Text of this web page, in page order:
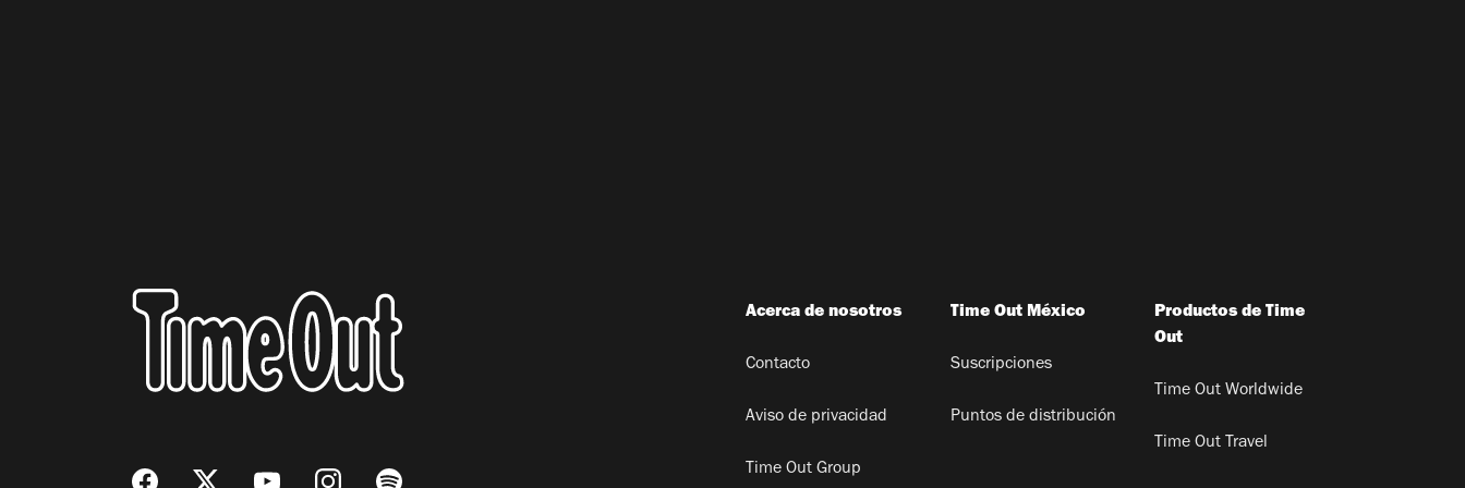
Acerca de nosotros
Contacto
Aviso de privacidad
Time Out Group
Time Out México
Suscripciones
Puntos de distribución
Productos de Time
Out
Time Out Worldwide
Time Out Travel